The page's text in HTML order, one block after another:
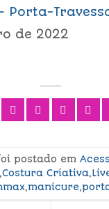
Porta-
de 2022
postado em
Costura Criativa,
,manicure,